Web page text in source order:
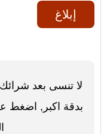
إبلاغ
لا تنسى بعد
بدقة اكبر, اضغط